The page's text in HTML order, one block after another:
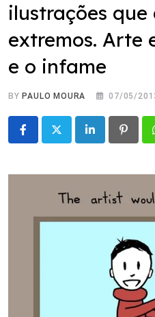
ilustrações que
extremos. Arte
e o infame
BY PAULO MOURA 07/05/
LinkedIn